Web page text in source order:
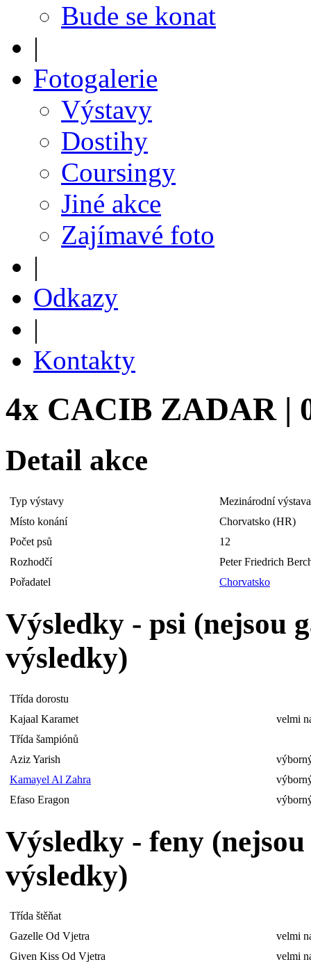
Bude se konat
|
Fotogalerie
Výstavy
Dostihy
Coursingy
Jiné akce
Zajímavé foto
|
Odkazy
|
Kontakty
4x CACIB ZADAR |
Detail akce
Typ výstavy
Mezinárodní
Místo konání
Chorvatsko (HR)
Počet psů
12
Rozhodčí
Peter Friedrich
Pořadatel
Chorvatsko
Výsledky - psi (nejsou
výsledky)
Třída dorostu
Kajaal Karamet
velmi
Třída šampiónů
Aziz Yarish
Kamayel Al Zahra
Efaso Eragon
Výsledky - feny
výsledky)
Třída štěňat
Gazelle Od Vjetra
velmi
Given Kiss Od Vjetra
velmi